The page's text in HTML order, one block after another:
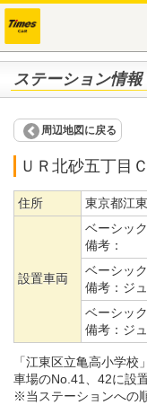
ステーション情報
周辺地図に戻る
ＵＲ北砂五丁目
住所 東京都江
設置車両
ベーシッ
備考：
ベーシッ
備考： ジ
ベーシッ
備考： ジ
「江東区立亀高小学
車場のNo.41、42に設
※当ステーションへの